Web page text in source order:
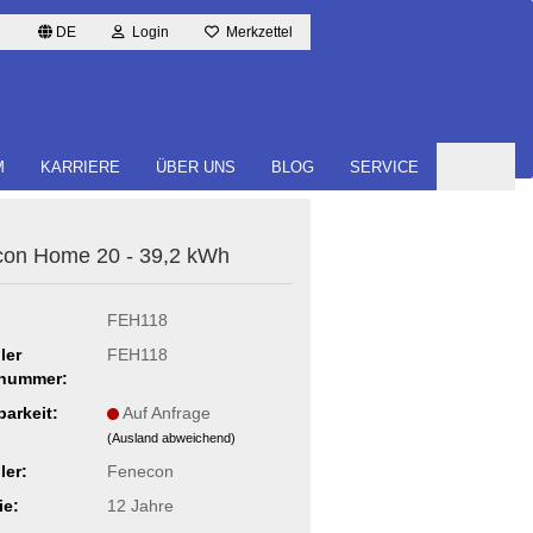
DE Login Merkzettel
KARRIERE ÜBER UNS BLOG SERVICE
Home 20 - 39,2 kWh
FEH118
FEH118
Auf Anfrage
(Ausland abweichend)
Fenecon
12 Jahre